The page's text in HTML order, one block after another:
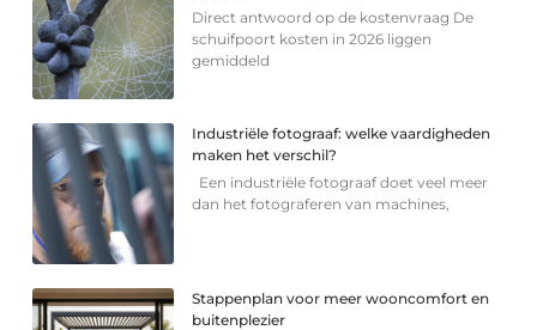
Direct antwoord op de kostenvraag De
schuifpoort kosten in 2026 liggen
gemiddeld
Industriële fotograaf: welke vaardigheden
maken het verschil?
Een industriële fotograaf doet veel meer
dan het fotograferen van machines,
Stappenplan voor meer wooncomfort en
buitenplezier